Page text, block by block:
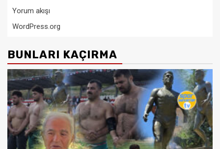
Yorum akışı
WordPress.org
BUNLARI KAÇIRMA